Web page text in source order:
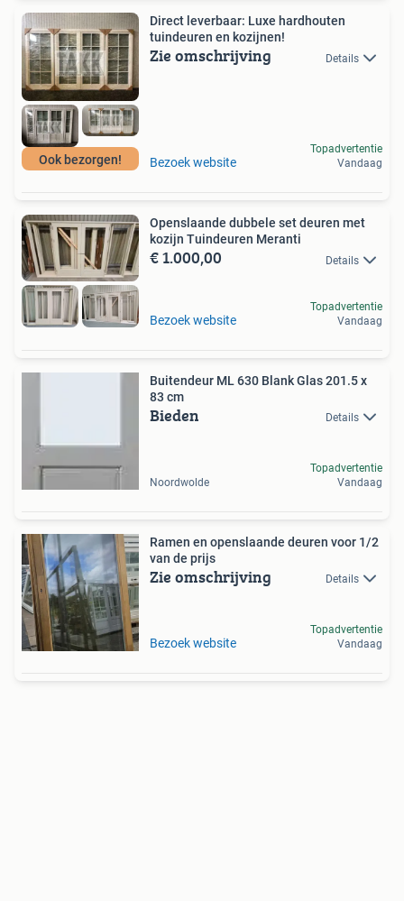
Ook bezorgen!
Direct leverbaar: Luxe hardhouten
tuindeuren en kozijnen!
Zie omschrijving Details
Bezoek website
Topadvertentie
Vandaag
Openslaande dubbele set deuren met
kozijn Tuindeuren Meranti
€ 1.000,00 Details
Bezoek website
Topadvertentie
Vandaag
Buitendeur ML 630 Blank Glas 201.5 x
83 cm
Bieden Details
Noordwolde
Topadvertentie
Vandaag
Ramen en openslaande deuren voor 1/2
van de prijs
Zie omschrijving Details
Bezoek website
Topadvertentie
Vandaag